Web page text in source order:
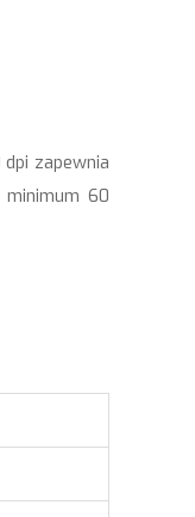
zapewnia
60